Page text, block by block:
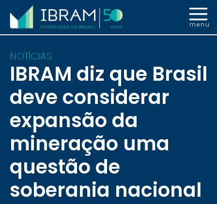
menu
NOTÍCIAS
IBRAM diz que Brasil
deve considerar
expansão da
mineração uma
questão de
soberania nacional